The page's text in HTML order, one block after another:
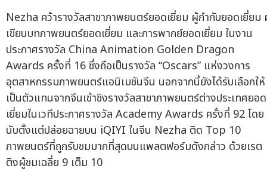
Nezha คว้ารางวัลสาขาภาพยนตร์ยอดเยี่ยม ผู้กำกับยอดเยี่ยม
เขียนบทภาพยนตร์ยอดเยี่ยม และการพากย์ยอดเยี่ยม ในงาน
ประกาศรางวัล China Animation Golden Dragon
Awards ครั้งที่ 16 ซึ่งถือเป็นรางวัล “Oscars” แห่งวงการ
อุตสาหกรรมภาพยนตร์แอนิเมชันจีน นอกจากนี้ยังได้รับเลือกให้
เป็นตัวแทนจากจีนเข้าชิงรางวัลสาขาภาพยนตร์ต่างประเทศยอด
เยี่ยมในเวทีประกาศรางวัล Academy Awards ครั้งที่ 92 โดย
นับตั้งแต่ปล่อยฉายบน iQIYI ในจีน Nezha ติด Top 10
ภาพยนตร์ที่ถูกรับชมมากที่สุดบนแพลตฟอร์มดังกล่าว ด้วยเรต
ติงผู้ชมเฉลี่ย 9 เต็ม 10